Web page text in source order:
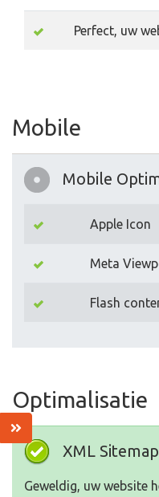
Perfect, uw
Mobile
Mobile
Apple Icon
Meta
Flash
Optimalisatie
XML Sitemap
Geweldig, uw website